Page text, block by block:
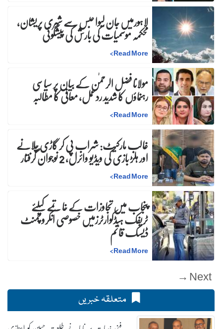
لاہورمیں جان لیوا حبس سے شہری پریشان،
محکمہ موسمیات کی بارش کی پیشگوئی
Read More
>
مولانا فضل الرحمٰن کے بیان پر سیاسی
رہنماؤں کا شدید ردعمل، معافی کا مطالبہ
Read More
>
غالب مارکیٹ: شراب پی کر گاڑی چلانے
اور ہلڑ بازی کی ویڈیو وائرل، 2 نوجوان گرفتار
Read More
>
پنجاب میں تجاوزات کے خاتمے کیلئے
ٹریفک ہیڈکوارٹرزمیں خصوصی انکروچمنٹ
ڈیسک قائم
Read More
>
Next →
متعلقہ خبریں